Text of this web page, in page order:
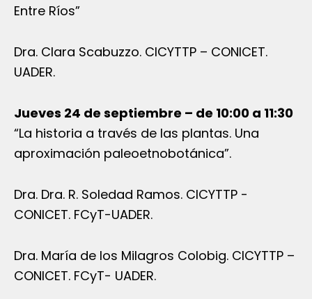
Entre Ríos”
Dra. Clara Scabuzzo. CICYTTP – CONICET.
UADER.
Jueves 24 de septiembre – de 10:00 a 11:30
“La historia a través de las plantas. Una
aproximación paleoetnobotánica”.
Dra. Dra. R. Soledad Ramos. CICYTTP -
CONICET. FCyT-UADER.
Dra. María de los Milagros Colobig. CICYTTP –
CONICET. FCyT- UADER.